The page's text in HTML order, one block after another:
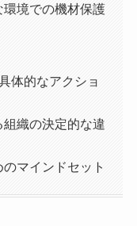
環境での機材保護
体的なアクショ
織の決定的な違
マインドセット